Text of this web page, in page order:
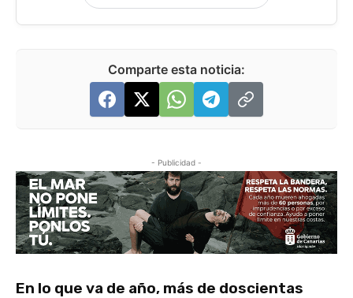
Comparte esta noticia:
- Publicidad -
En lo que va de año, más de doscientas